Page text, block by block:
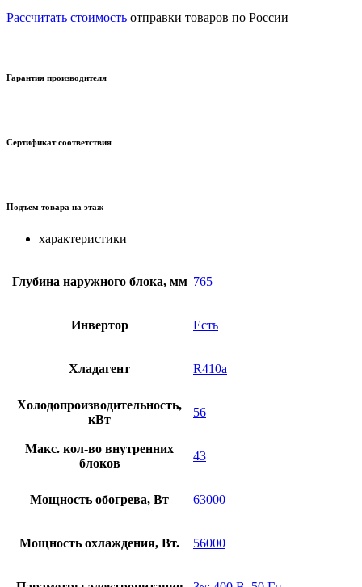
Рассчитать стоимость отправки товаров по России
Гарантия производителя
Сертификат соответствия
Подъем товара на этаж
характеристики
Глубина наружного блока, мм 765
Инвертор Есть
Хладагент R410a
Холодопроизводительность,
кВт
56
Макс. кол-во внутренних
блоков
43
Мощность обогрева, Вт 63000
Мощность охлаждения, Вт. 56000